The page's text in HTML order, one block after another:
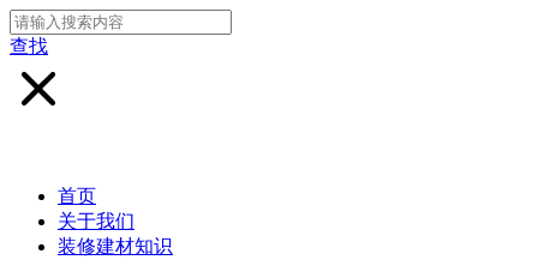
查找
首页
关于我们
装修建材知识